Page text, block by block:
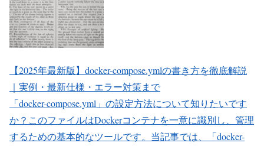
【2025年最新版】docker-compose.ymlの書き方を徹底解説
｜実例・最新仕様・エラー対策まで
「docker-compose.yml」の設定方法について知りたいです
か？このファイルはDockerコンテナを一意に識別し、管理
するための基本的なツールです。当記事では、「docker-